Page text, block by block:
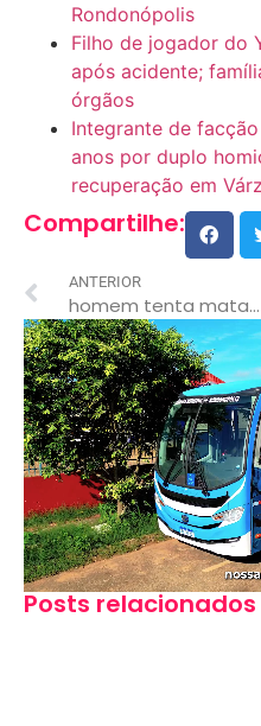
Rondonópolis
Filho de jogador do
após acidente;
órgãos
Integrante de
anos por duplo
recuperação em
Compartilhe:
ANTERIOR
homem tenta matar rival após ser chamado de corno
Posts relacionados